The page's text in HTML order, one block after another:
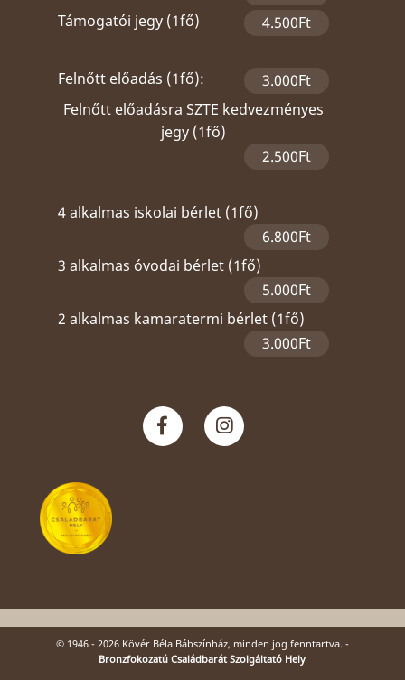
Támogatói jegy (1fő)
4.500Ft
Felnőtt előadás (1fő):
3.000Ft
Felnőtt előadásra SZTE kedvezményes
jegy (1fő)
2.500Ft
4 alkalmas iskolai bérlet (1fő)
6.800Ft
3 alkalmas óvodai bérlet (1fő)
5.000Ft
2 alkalmas kamaratermi bérlet (1fő)
3.000Ft
© 1946 - 2026 Kövér Béla Bábszínház, minden jog fenntartva. -
Bronzfokozatú Családbarát Szolgáltató Hely